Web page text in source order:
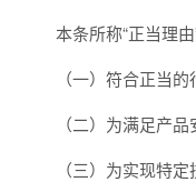
本条所称“正当理由”
（一）符合正当的
（二）为满足产品
（三）为实现特定